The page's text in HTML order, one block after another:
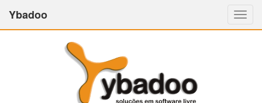
Ybadoo